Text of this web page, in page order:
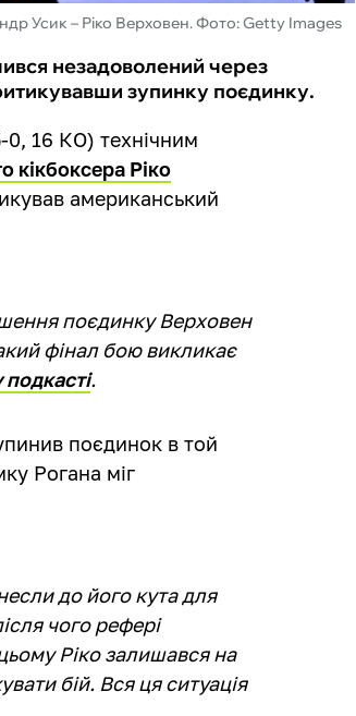
Усик – Ріко Верховен. Фото: Getty Images
незадоволений через
зупинку поєдинку.
0, 16 КО) технічним
кікбоксера Ріко
американський
поєдинку Верховен
фінал бою викликає
.
поєдинок в той
Рогана міг
до його кута для
чого рефері
Ріко залишався на
бій. Вся ця ситуація